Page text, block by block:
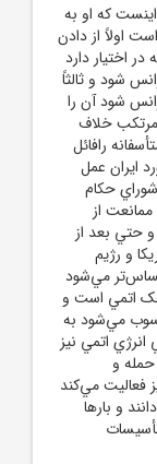
که او به
اولاً از دادن
اختيار دارد
شود و ثالثاً
شود آن را
خلاف
رافائل
ايران عمل
حکام
از
و حتي بعد از
و رژيم
مي‌شود
صهيونيستي داراي 200 کلاهک اتمي است و
مي‌شود به
اتمي نيز
حمله و
فعاليت مي‌کند
و بارها